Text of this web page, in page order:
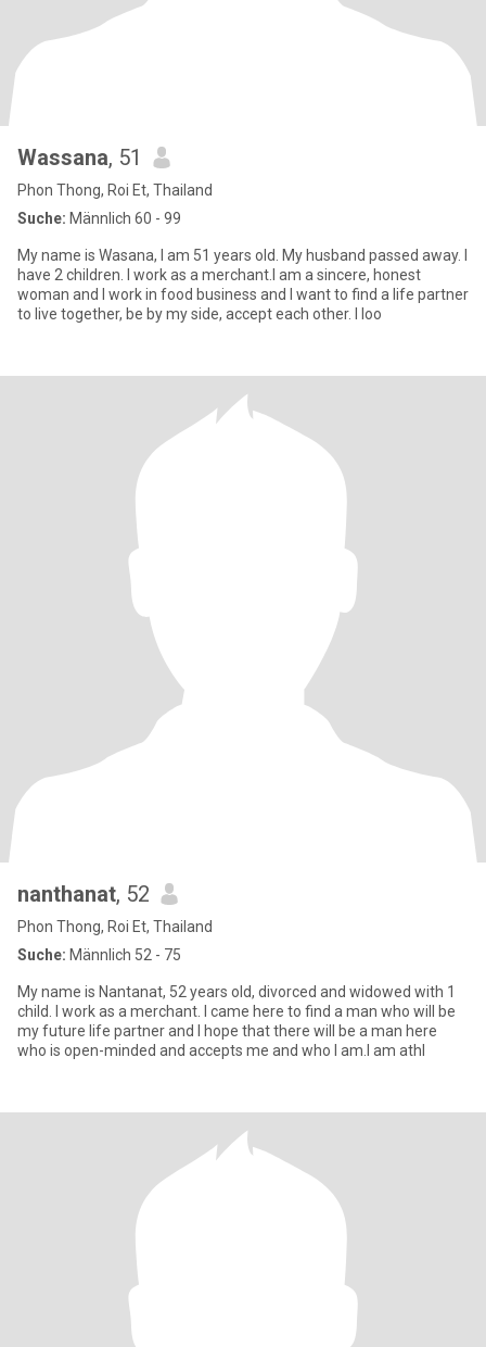
Wassana, 51
Phon Thong, Roi Et, Thailand
Suche: Männlich 60 - 99
My name is Wasana, I am 51 years old. My husband passed away. I
have 2 children. I work as a merchant.I am a sincere, honest
woman and I work in food business and I want to find a life partner
to live together, be by my side, accept each other. I loo
nanthanat, 52
Phon Thong, Roi Et, Thailand
Suche: Männlich 52 - 75
My name is Nantanat, 52 years old, divorced and widowed with 1
child. I work as a merchant. I came here to find a man who will be
my future life partner and I hope that there will be a man here
who is open-minded and accepts me and who I am.I am athl